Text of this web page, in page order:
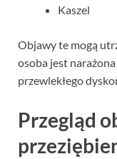
Kaszel
Objawy te mogą
osoba jest
przewlekłego
Przegląd